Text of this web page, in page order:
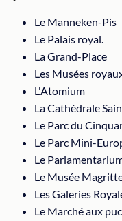
Le Manneken-Pis
Le Palais royal.
La Grand-Place
Les Musées
L'Atomium
La Cathédrale
Le Parc du
Le Parc Mini-
Le
Le Musée
Les Galeries
Le Marché aux